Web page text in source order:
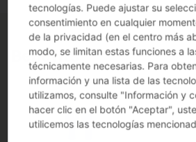
Benefits
tecnologías. Puede ajustar su
consentimiento en cualquier
de la privacidad (en el centro más
modo, se limitan estas funciones a
técnicamente necesarias. Para
información y una lista de las
utilizamos, consulte "Información y
hacer clic en el botón "Aceptar",
utilicemos las tecnologías